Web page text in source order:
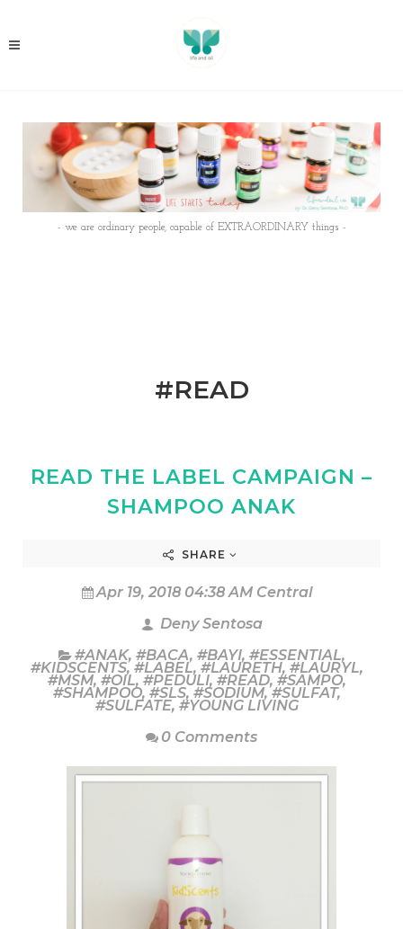
- we are ordinary people, capable of EXTRAORDINARY things -
#READ
READ THE LABEL CAMPAIGN –
SHAMPOO ANAK
SHARE
Apr 19, 2018 04:38 AM Central
Deny Sentosa
#ANAK, #BACA, #BAYI, #ESSENTIAL,
#KIDSCENTS, #LABEL, #LAURETH, #LAURYL,
#MSM, #OIL, #PEDULI, #READ, #SAMPO,
#SHAMPOO, #SLS, #SODIUM,#SULFAT,
#SULFATE, #YOUNG LIVING
0 Comments